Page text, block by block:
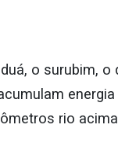
o surubim, o
rio